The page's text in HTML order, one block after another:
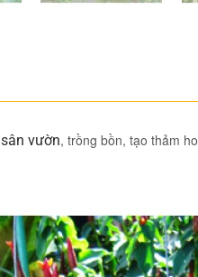
sân vườn, trồng bồn, tạo thảm